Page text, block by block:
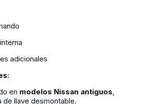
adicionales
en modelos Nissan antiguos,
de llave desmontable.